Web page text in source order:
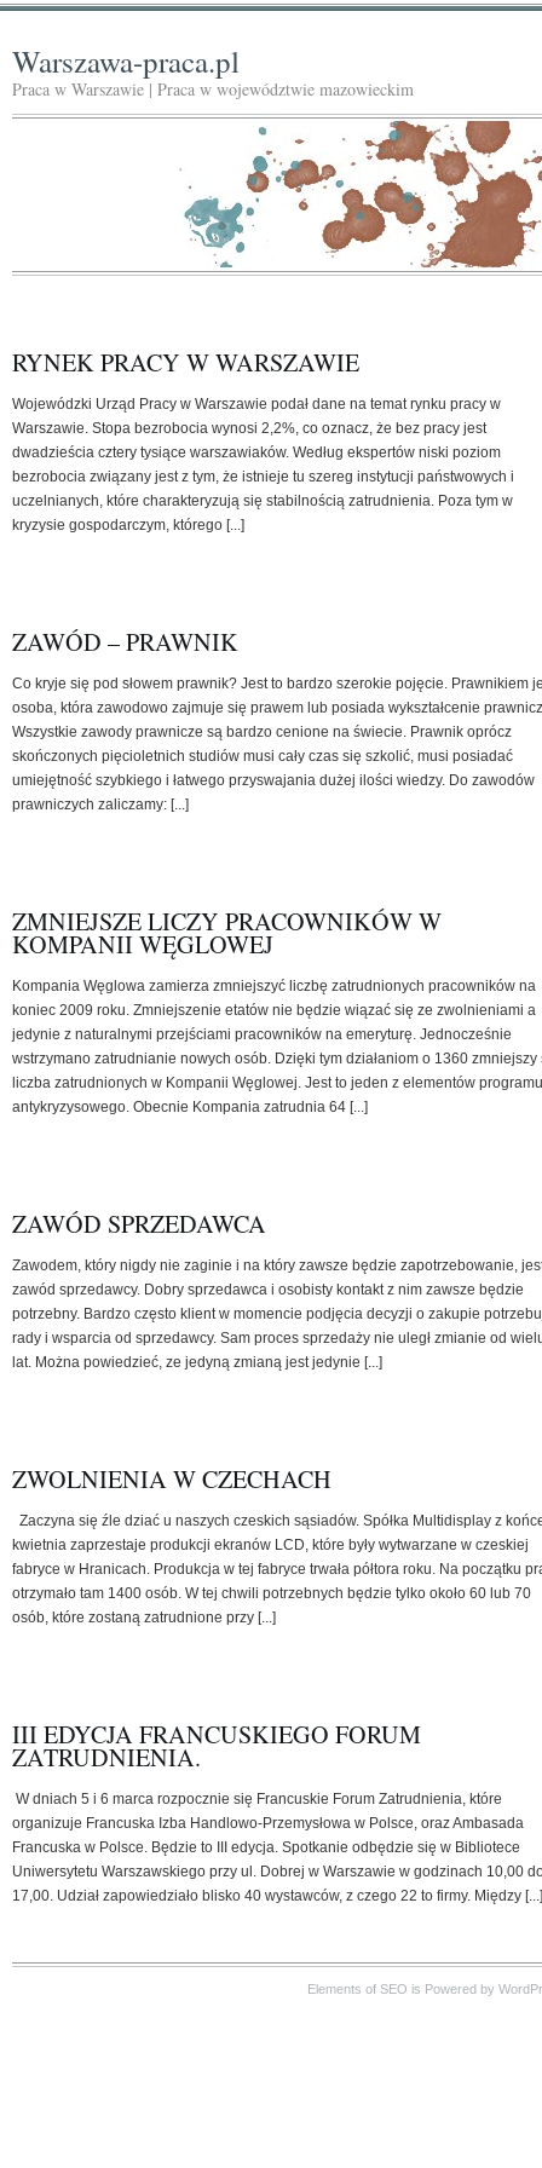
Warszawa-praca.pl
Praca w Warszawie | Praca w województwie mazowieckim
RYNEK PRACY W WARSZAWIE
Wojewódzki Urząd Pracy w Warszawie podał dane na temat rynku pracy w
Warszawie. Stopa bezrobocia wynosi 2,2%, co oznacz, że bez pracy jest
dwadzieścia cztery tysiące warszawiaków. Według ekspertów niski poziom
bezrobocia związany jest z tym, że istnieje tu szereg instytucji państwowych i
uczelnianych, które charakteryzują się stabilnością zatrudnienia. Poza tym w
kryzysie gospodarczym, którego [...]
ZAWÓD – PRAWNIK
Co kryje się pod słowem prawnik? Jest to bardzo szerokie pojęcie. Prawnikiem
osoba, która zawodowo zajmuje się prawem lub posiada wykształcenie
Wszystkie zawody prawnicze są bardzo cenione na świecie. Prawnik oprócz
skończonych pięcioletnich studiów musi cały czas się szkolić, musi posiadać
umiejętność szybkiego i łatwego przyswajania dużej ilości wiedzy. Do zawodów
prawniczych zaliczamy: [...]
ZMNIEJSZE LICZY PRACOWNIKÓW W
KOMPANII WĘGLOWEJ
Kompania Węglowa zamierza zmniejszyć liczbę zatrudnionych pracowników na
koniec 2009 roku. Zmniejszenie etatów nie będzie wiązać się ze zwolnieniami a
jedynie z naturalnymi przejściami pracowników na emeryturę. Jednocześnie
wstrzymano zatrudnianie nowych osób. Dzięki tym działaniom o 1360 zmniejszy
liczba zatrudnionych w Kompanii Węglowej. Jest to jeden z elementów programu
antykryzysowego. Obecnie Kompania zatrudnia 64 [...]
ZAWÓD SPRZEDAWCA
Zawodem, który nigdy nie zaginie i na który zawsze będzie zapotrzebowanie,
zawód sprzedawcy. Dobry sprzedawca i osobisty kontakt z nim zawsze będzie
potrzebny. Bardzo często klient w momencie podjęcia decyzji o zakupie
rady i wsparcia od sprzedawcy. Sam proces sprzedaży nie uległ zmianie od
lat. Można powiedzieć, ze jedyną zmianą jest jedynie [...]
ZWOLNIENIA W CZECHACH
Zaczyna się źle dziać u naszych czeskich sąsiadów. Spółka Multidisplay z
kwietnia zaprzestaje produkcji ekranów LCD, które były wytwarzane w czeskiej
fabryce w Hranicach. Produkcja w tej fabryce trwała półtora roku. Na początku
otrzymało tam 1400 osób. W tej chwili potrzebnych będzie tylko około 60 lub 70
osób, które zostaną zatrudnione przy [...]
III EDYCJA FRANCUSKIEGO FORUM
ZATRUDNIENIA.
W dniach 5 i 6 marca rozpocznie się Francuskie Forum Zatrudnienia, które
organizuje Francuska Izba Handlowo-Przemysłowa w Polsce, oraz Ambasada
Francuska w Polsce. Będzie to III edycja. Spotkanie odbędzie się w Bibliotece
Uniwersytetu Warszawskiego przy ul. Dobrej w Warszawie w godzinach 10,00
17,00. Udział zapowiedziało blisko 40 wystawców, z czego 22 to firmy. Między [...]
Elements of SEO is Powered by